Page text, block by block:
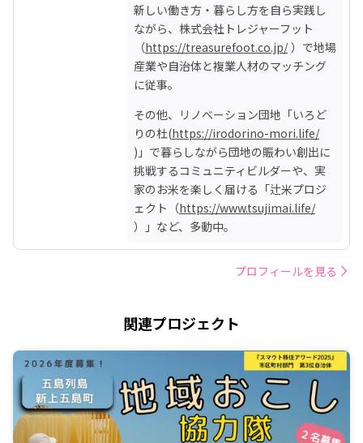
新しい働き方・暮らし方を自ら実践し
ながら、株式会社トレジャーフット
（https://treasurefoot.co.jp/ ）で地場
産業や自治体と複業人材のマッチング
に従事。
その他、リノベーション団地「いろど
りの杜(https://irodorino-mori.life/
)」で暮らしながら団地の賑わい創出に
挑戦するコミュニティビルダーや、実
家のお米を楽しく届ける「辻米プロジ
ェクト（https://www.tsujimai.life/
）」など、多動中。
プロフィールを見る
関連プロジェクト